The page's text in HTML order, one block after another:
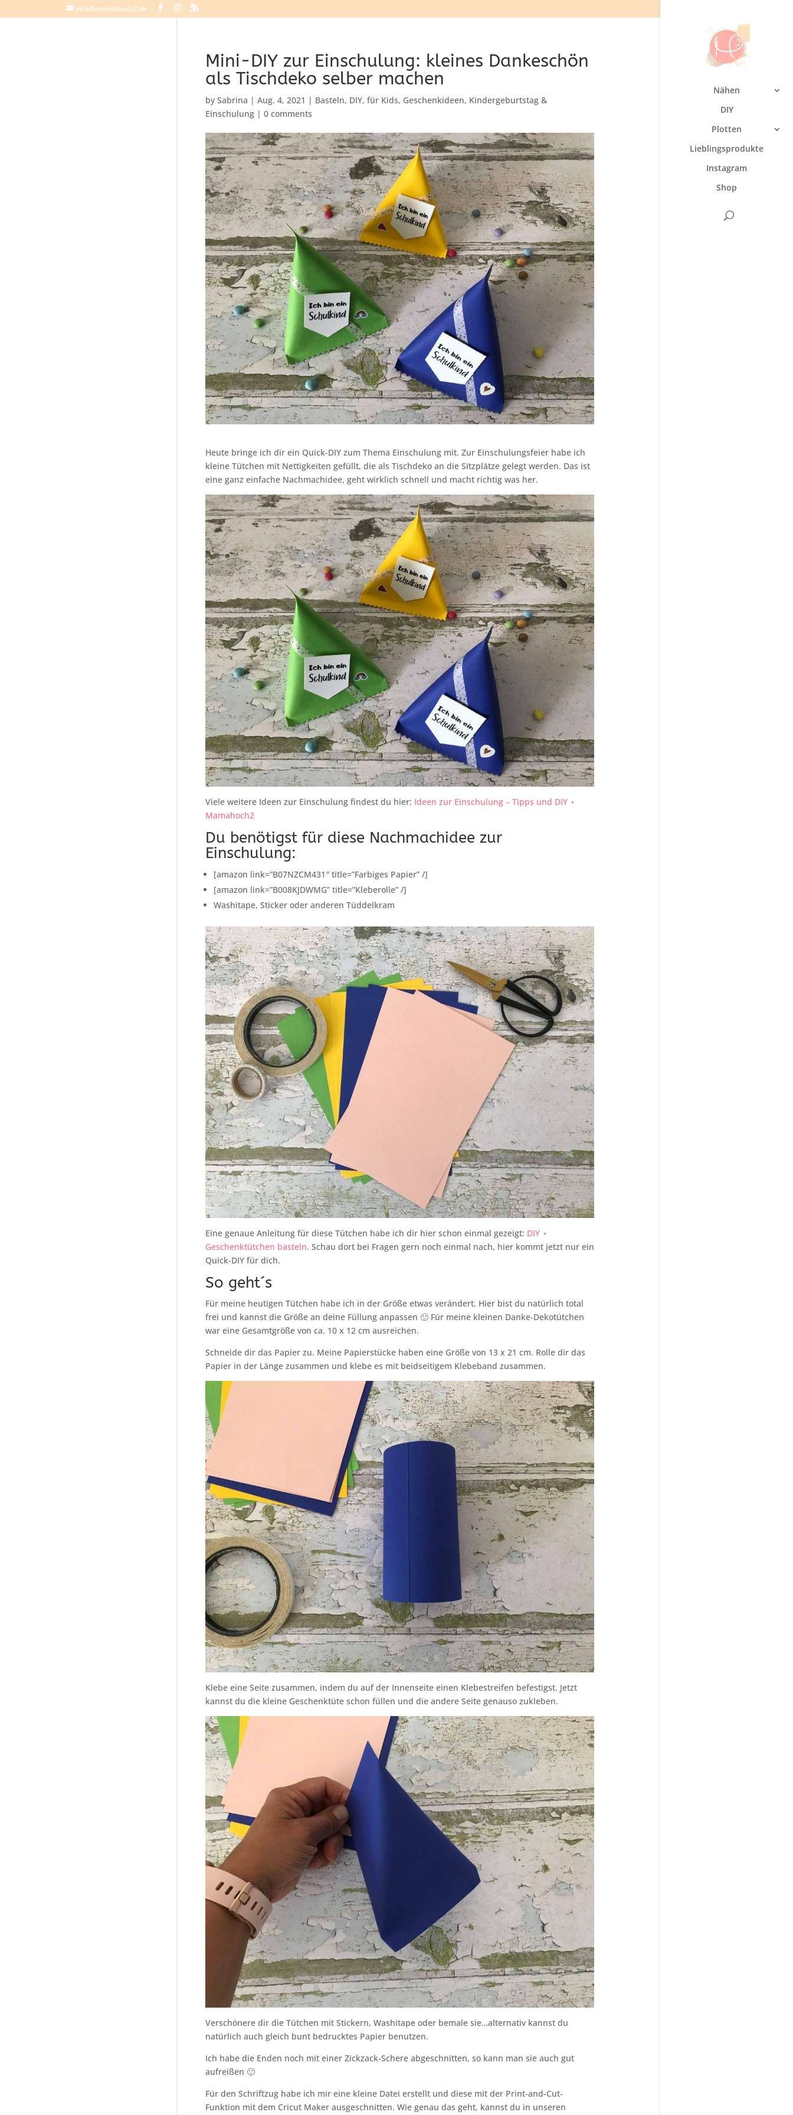
info@mamahoch2.de
Nähen
DIY
Plotten
Lieblingsprodukte
Instagram
Shop
Mini-DIY zur Einschulung: kleines Dankeschön
als Tischdeko selber machen
bySabrina |Aug. 4, 2021 | Basteln, DIY,für Kids, Geschenkideen, Kindergeburtstag &
Einschulung |0 comments
Heute bringe ich dir ein Quick-DIY zum Thema Einschulung mit. Zur Einschulungsfeier habe ich
kleine Tütchen mit Nettigkeiten gefüllt, die als Tischdeko an die Sitzplätze gelegt werden. Das ist
eine ganz einfache Nachmachidee, geht wirklich schnell und macht richtig was her.
Viele weitere Ideen zur Einschulung findest du hier: Ideen zur Einschulung – Tipps und DIY ⋆
Mamahoch2
Du benötigst für diese Nachmachidee zur
Einschulung:
[amazon link=”B07NZCM431″ title=”Farbiges Papier” /]
[amazon link=”B008KJDWMG” title=”Kleberolle” /]
Washitape, Sticker oder anderen Tüddelkram
Eine genaue Anleitung für diese Tütchen habe ich dir hier schon einmal gezeigt: DIY ⋆
Geschenktütchen basteln. Schau dort bei Fragen gern noch einmal nach, hier kommt jetzt nur ein
Quick-DIY für dich.
So geht´s
Für meine heutigen Tütchen habe ich in der Größe etwas verändert. Hier bist du natürlich total
frei und kannst die Größe an deine Füllung anpassen 🙂 Für meine kleinen Danke-Dekotütchen
war eine Gesamtgröße von ca. 10 x 12 cm ausreichen.
Schneide dir das Papier zu. Meine Papierstücke haben eine Größe von 13 x 21 cm. Rolle dir das
Papier in der Länge zusammen und klebe es mit beidseitigem Klebeband zusammen.
Klebe eine Seite zusammen, indem du auf der Innenseite einen Klebestreifen befestigst. Jetzt
kannst du die kleine Geschenktüte schon füllen und die andere Seite genauso zukleben.
Verschönere dir die Tütchen mit Stickern, Washitape oder bemale sie…alternativ kannst du
natürlich auch gleich bunt bedrucktes Papier benutzen.
Ich habe die Enden noch mit einer Zickzack-Schere abgeschnitten, so kann man sie auch gut
aufreißen 🙂
Für den Schriftzug habe ich mir eine kleine Datei erstellt und diese mit der Print-and-Cut-
Funktion mit dem Cricut Maker ausgeschnitten. Wie genau das geht, kannst du in unseren